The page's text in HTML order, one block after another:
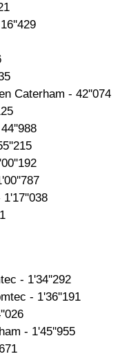
Caterham - 42''074
1'17''038
- 1'34''292
- 1'36''191
- 1'45''955